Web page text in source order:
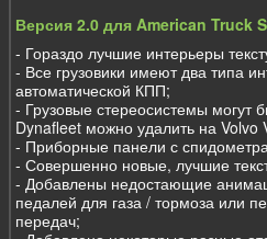
Версия 2.0 для American Truck
- Гораздо лучшие интерьеры
- Все грузовики имеют два типа
автоматической КПП;
- Грузовые стереосистемы могут
Dynafleet можно удалить на Volvo
- Приборные панели с
- Совершенно новые, лучшие
- Добавлены недостающие
педалей для газа / тормоза или
передач;